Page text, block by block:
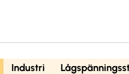
Industri